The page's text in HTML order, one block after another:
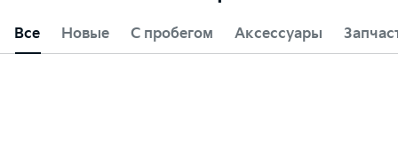
Все Новые С пробегом Аксессуары